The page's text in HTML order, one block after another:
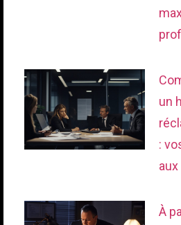
un
:
À